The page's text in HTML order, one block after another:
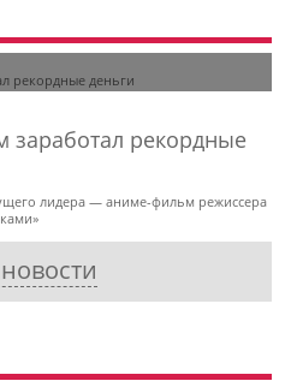
заработал рекордные
лидера — аниме-фильм режиссера